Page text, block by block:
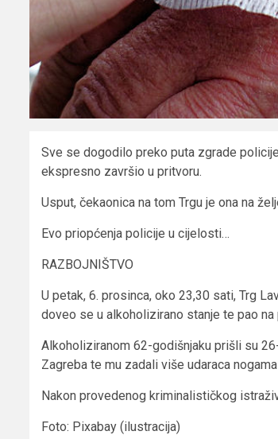
Sve se dogodilo preko puta zgrade
ekspresno završio u pritvoru.
Usput, čekaonica na tom Trgu je ona na
Evo priopćenja policije u cijelosti…
RAZBOJNIŠTVO
U petak, 6. prosinca, oko 23,30 sati, Trg
doveo se u alkoholizirano stanje te pao na
Alkoholiziranom 62-godišnjaku prišli su
Zagreba te mu zadali više udaraca
Nakon provedenog kriminalističkog
Foto: Pixabay (ilustracija)